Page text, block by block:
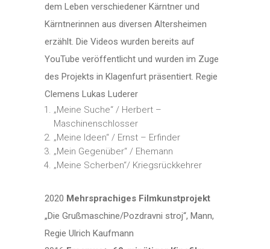
dem Leben verschiedener Kärntner und
Kärntnerinnen aus diversen Altersheimen
erzählt. Die Videos wurden bereits auf
YouTube veröffentlicht und wurden im Zuge
des Projekts in Klagenfurt präsentiert. Regie
Clemens Lukas Luderer
„Meine Suche“ / Herbert –
Maschinenschlosser
„Meine Ideen“ / Ernst – Erfinder
„Mein Gegenüber“ / Ehemann
„Meine Scherben“/ Kriegsrückkehrer
2020 Mehrsprachiges Filmkunstprojekt
„Die Grußmaschine/Pozdravni stroj“, Mann,
Regie Ulrich Kaufmann